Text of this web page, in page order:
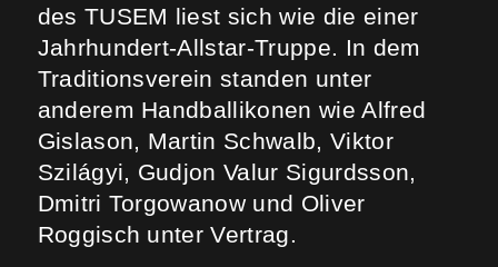
des TUSEM liest sich wie die einer
Jahrhundert-Allstar-Truppe. In dem
Traditionsverein standen unter
anderem Handballikonen wie Alfred
Gislason, Martin Schwalb, Viktor
Szilágyi, Gudjon Valur Sigurdsson,
Dmitri Torgowanow und Oliver
Roggisch unter Vertrag.